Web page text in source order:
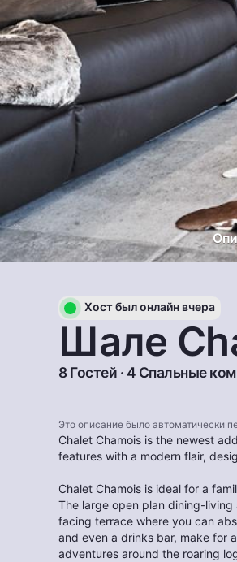
Хост был онлайн вчера
Шале
8 Гостей · 4 Спальные
Это описание было автоматически
Chalet Chamois is the newest
features with a modern flair,
Chalet Chamois is ideal for a
The large open plan dining-
facing terrace where you can
and even a drinks bar, make for
adventures around the roaring